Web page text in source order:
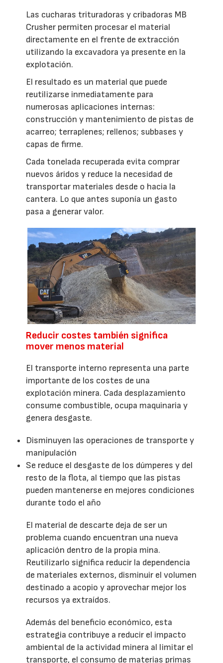
Las cucharas trituradoras y cribadoras MB
Crusher permiten procesar el material
directamente en el frente de extracción
utilizando la excavadora ya presente en la
explotación.
El resultado es un material que puede
reutilizarse inmediatamente para
numerosas aplicaciones internas:
construcción y mantenimiento de pistas de
acarreo; terraplenes; rellenos; subbases y
capas de firme.
Cada tonelada recuperada evita comprar
nuevos áridos y reduce la necesidad de
transportar materiales desde o hacia la
cantera. Lo que antes suponía un gasto
pasa a generar valor.
Reducir costes también significa
mover menos material
El transporte interno representa una parte
importante de los costes de una
explotación minera. Cada desplazamiento
consume combustible, ocupa maquinaria y
genera desgaste.
Disminuyen las operaciones de transporte y
manipulación
Se reduce el desgaste de los dúmperes y del
resto de la flota, al tiempo que las pistas
pueden mantenerse en mejores condiciones
durante todo el año
El material de descarte deja de ser un
problema cuando encuentran una nueva
aplicación dentro de la propia mina.
Reutilizarlo significa reducir la dependencia
de materiales externos, disminuir el volumen
destinado a acopio y aprovechar mejor los
recursos ya extraídos.
Además del beneficio económico, esta
estrategia contribuye a reducir el impacto
ambiental de la actividad minera al limitar el
transporte, el consumo de materias primas